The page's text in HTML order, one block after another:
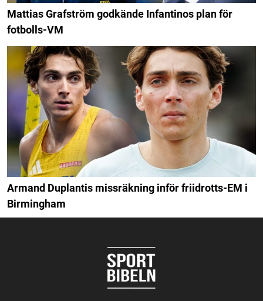
Mattias Grafström godkände Infantinos plan för
fotbolls-VM
Armand Duplantis missräkning inför friidrotts-EM i
Birmingham